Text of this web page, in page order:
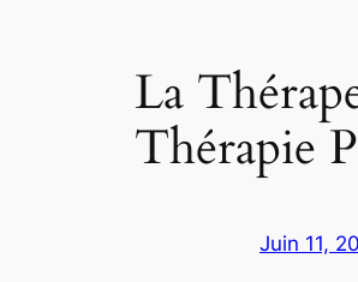
La
Thérapie
Juin 11,